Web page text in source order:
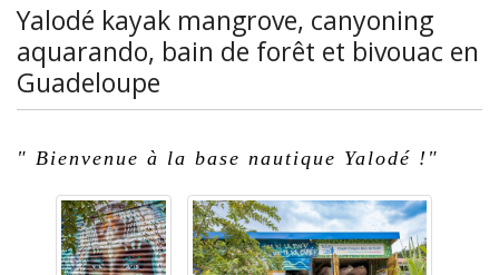
Yalodé kayak mangrove, canyoning
aquarando, bain de forêt et bivouac en
Guadeloupe
" Bienvenue à la base nautique Yalodé ! "